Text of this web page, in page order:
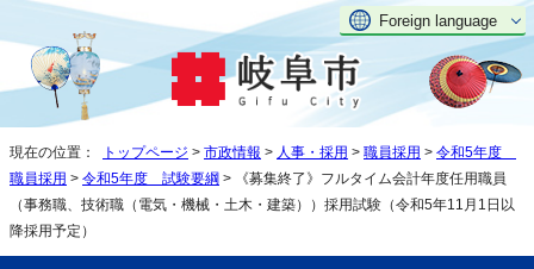
Foreign language
現在の位置： トップページ > 市政情報 > 人事・採用 > 職員採用 > 令和5年度
職員採用 > 令和5年度 試験要綱 > 《募集終了》フルタイム会計年度任用職員
（事務職、技術職（電気・機械・土木・建築））採用試験（令和5年11月1日以
降採用予定）